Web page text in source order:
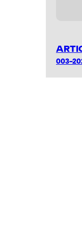
003-